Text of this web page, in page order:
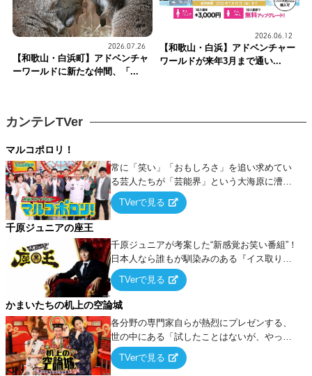
2026.07.26
【和歌山・白浜町】アドベンチャ
ーワールドに新たな仲間、「...
2026.06.12
【和歌山・白浜】アドベンチャー
ワールドが来年3月まで通い...
カンテレTVer
マルコポロリ！
常に「笑い」「おもしろさ」を追い求めてい
る芸人たちが「芸能界」という大海原に漕ぎ
出でて、新たなオモシロ人間を発掘する！
TVerで見る
千原ジュニアの座王
千原ジュニアが考案した“新感覚お笑い番組”！
日本人なら誰もが馴染みのある『イス取りゲ
ーム』をベースに、大喜利・ギャグ・モノボ
ケ・歌…など様々なお題で芸人がショートネ
タを競い合う！
TVerで見る
かまいたちの机上の空論城
各分野の専門家自らが熱烈にプレゼンする、
世の中にある「試したことはないが、やって
みたらこうなる！…ハズ」という“机上の空
論”に若手芸人らがカラダを張って挑む！
TVerで見る